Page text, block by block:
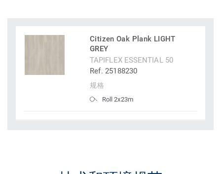
Citizen Oak Plank LIGHT
GREY
TAPIFLEX ESSENTIAL 50
Ref. 25188230
规格
Roll 2x23m